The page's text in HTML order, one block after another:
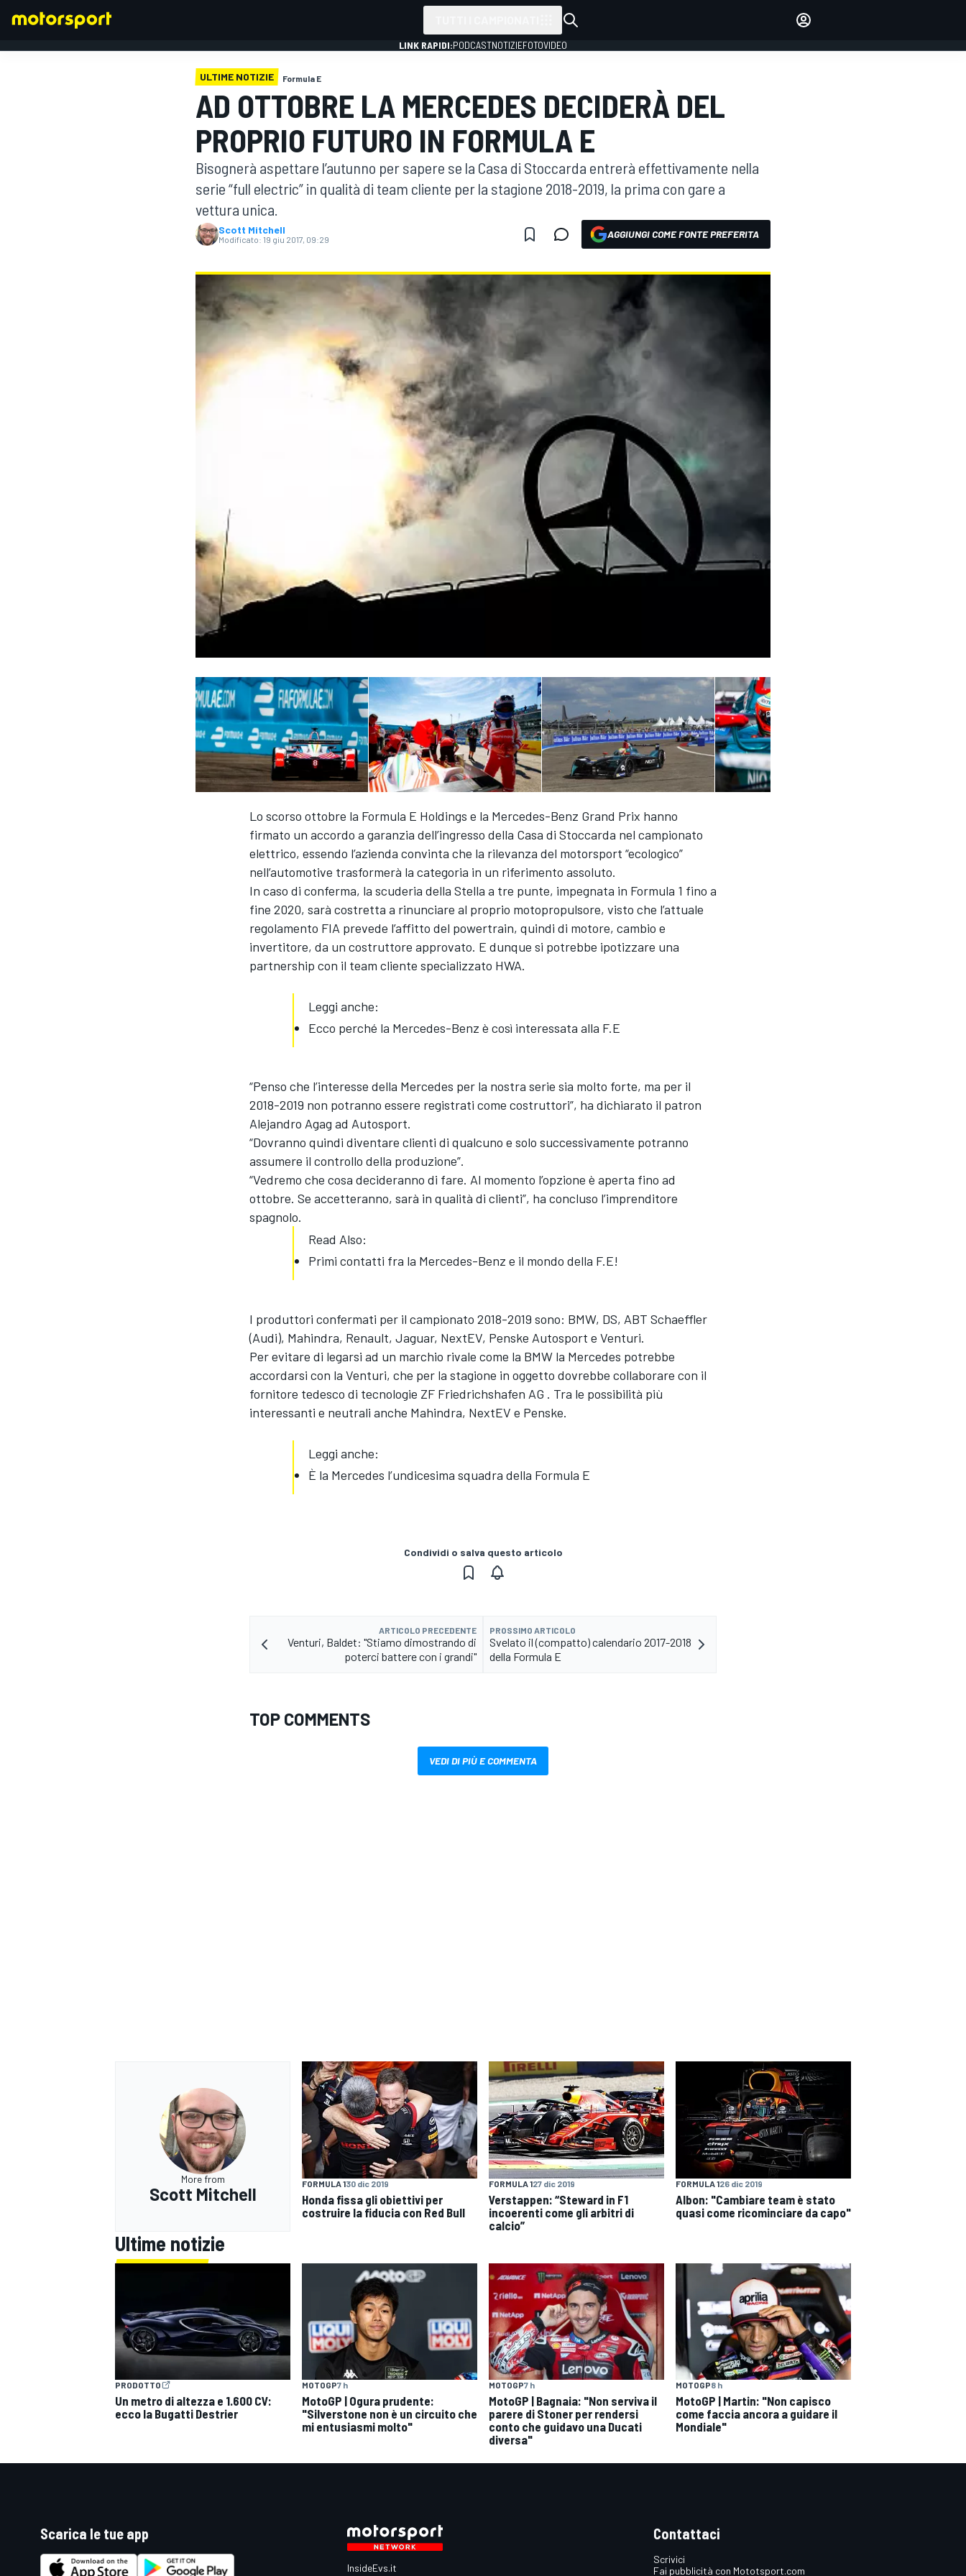
WEC
ACCEDI
LINK RAPIDI:PODCASTNOTIZIEFOTOVIDEO
ULTIME NOTIZIE Formula E
AD OTTOBRE LA MERCEDES DECIDERÀ DEL
PROPRIO FUTURO IN FORMULA E
Bisognerà aspettare l’autunno per sapere se la Casa di Stoccarda entrerà effettivamente nella
serie “full electric” in qualità di team cliente per la stagione 2018-2019, la prima con gare a
vettura unica.
Scott Mitchell
Modificato: 19 giu 2017, 09:29 AGGIUNGI COME FONTE PREFERITA
Lo scorso ottobre la Formula E Holdings e la Mercedes-Benz Grand Prix hanno
firmato un accordo a garanzia dell’ingresso della Casa di Stoccarda nel campionato
elettrico, essendo l’azienda convinta che la rilevanza del motorsport “ecologico”
nell’automotive trasformerà la categoria in un riferimento assoluto.
In caso di conferma, la scuderia della Stella a tre punte, impegnata in Formula 1 fino a
fine 2020, sarà costretta a rinunciare al proprio motopropulsore, visto che l’attuale
regolamento FIA prevede l’affitto del powertrain, quindi di motore, cambio e
invertitore, da un costruttore approvato. E dunque si potrebbe ipotizzare una
partnership con il team cliente specializzato HWA.
Leggi anche:
Ecco perché la Mercedes-Benz è così interessata alla F.E
“Penso che l’interesse della Mercedes per la nostra serie sia molto forte, ma per il
2018-2019 non potranno essere registrati come costruttori”, ha dichiarato il patron
Alejandro Agag ad Autosport.
“Dovranno quindi diventare clienti di qualcuno e solo successivamente potranno
assumere il controllo della produzione”.
“Vedremo che cosa decideranno di fare. Al momento l’opzione è aperta fino ad
ottobre. Se accetteranno, sarà in qualità di clienti”, ha concluso l’imprenditore
spagnolo.
Read Also:
Primi contatti fra la Mercedes-Benz e il mondo della F.E!
I produttori confermati per il campionato 2018-2019 sono: BMW, DS, ABT Schaeffler
(Audi), Mahindra, Renault, Jaguar, NextEV, Penske Autosport e Venturi.
Per evitare di legarsi ad un marchio rivale come la BMW la Mercedes potrebbe
accordarsi con la Venturi, che per la stagione in oggetto dovrebbe collaborare con il
fornitore tedesco di tecnologie ZF Friedrichshafen AG . Tra le possibilità più
interessanti e neutrali anche Mahindra, NextEV e Penske.
Leggi anche:
È la Mercedes l’undicesima squadra della Formula E
Condividi o salva questo articolo
ARTICOLO PRECEDENTE
Venturi, Baldet: "Stiamo dimostrando di
poterci battere con i grandi"
PROSSIMO ARTICOLO
Svelato il (compatto) calendario 2017-2018
della Formula E
TOP COMMENTS
VEDI DI PIÙ E COMMENTA
More from
Scott Mitchell
FORMULA 130 dic 2019
Honda fissa gli obiettivi per
costruire la fiducia con Red Bull
FORMULA 127 dic 2019
Verstappen: “Steward in F1
incoerenti come gli arbitri di
calcio”
FORMULA 126 dic 2019
Albon: "Cambiare team è stato
quasi come ricominciare da capo"
Ultime notizie
PRODOTTO
Un metro di altezza e 1.600 CV:
ecco la Bugatti Destrier
MOTOGP7 h
MotoGP | Ogura prudente:
"Silverstone non è un circuito che
mi entusiasmi molto"
MOTOGP7 h
MotoGP | Bagnaia: "Non serviva il
parere di Stoner per rendersi
conto che guidavo una Ducati
diversa"
MOTOGP8 h
MotoGP | Martin: "Non capisco
come faccia ancora a guidare il
Mondiale"
Scarica le tue app
InsideEvs.it
Contattaci
Scrivici
Fai pubblicità con Mototsport.com